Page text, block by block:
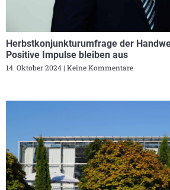
Herbstkonjunkturumfrage der
Positive Impulse bleiben aus
14. Oktober 2024 Keine Kommentare